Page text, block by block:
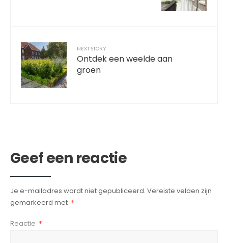
NEXT STORY
Ontdek een weelde aan
groen
Geef een reactie
Je e-mailadres wordt niet gepubliceerd. Vereiste velden zijn
gemarkeerd met *
Reactie *